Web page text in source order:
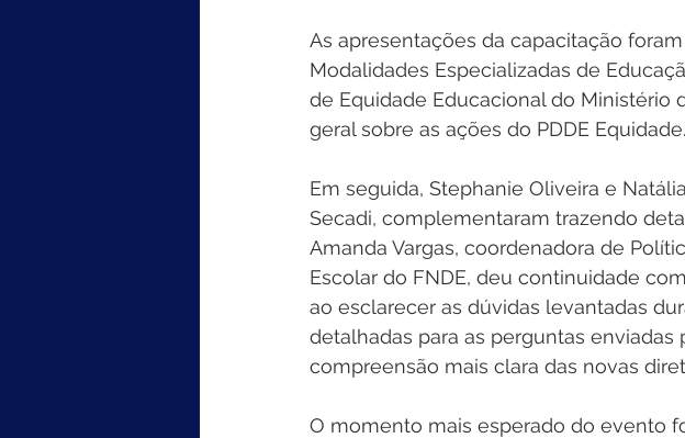
As apresentações da capacitação
Modalidades Especializadas de
de Equidade Educacional do Ministério
geral sobre as ações do PDDE Equidade.
Em seguida, Stephanie Oliveira e
Secadi, complementaram trazendo
Amanda Vargas, coordenadora de
Escolar do FNDE, deu continuidade
ao esclarecer as dúvidas levantadas
detalhadas para as perguntas
compreensão mais clara das novas
O momento mais esperado do evento